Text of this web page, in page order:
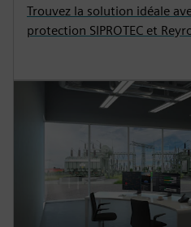
Trouvez la solution idéale
protection SIPROTEC et